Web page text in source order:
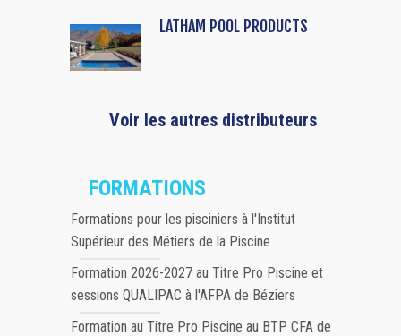
LATHAM POOL PRODUCTS
Voir les autres distributeurs
FORMATIONS
Formations pour les pisciniers à l'Institut
Supérieur des Métiers de la Piscine
Formation 2026-2027 au Titre Pro Piscine et
sessions QUALIPAC à l'AFPA de Béziers
Formation au Titre Pro Piscine au BTP CFA de